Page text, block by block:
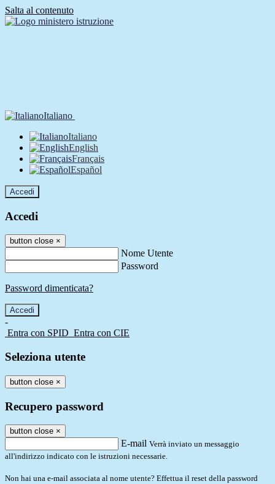
Salta al contenuto
Italiano
Italiano
English
Français
Español
Accedi
Accedi
button close ×
Nome Utente
Password
Password dimenticata?
-
Entra con SPID Entra con CIE
Seleziona utente
button close ×
Recupero password
button close ×
E-mail Verrà inviato un messaggio
all'indirizzo indicato con le istruzioni necessarie.
Non hai una e-mail associata al nome utente? Effettua il reset della password